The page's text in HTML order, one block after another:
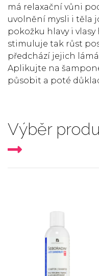
má relaxační vůni
uvolnění mysli i těla
pokožku hlavy i vlasy
stimuluje tak růst
předchází jejich
Aplikujte na
působit a poté
Výběr